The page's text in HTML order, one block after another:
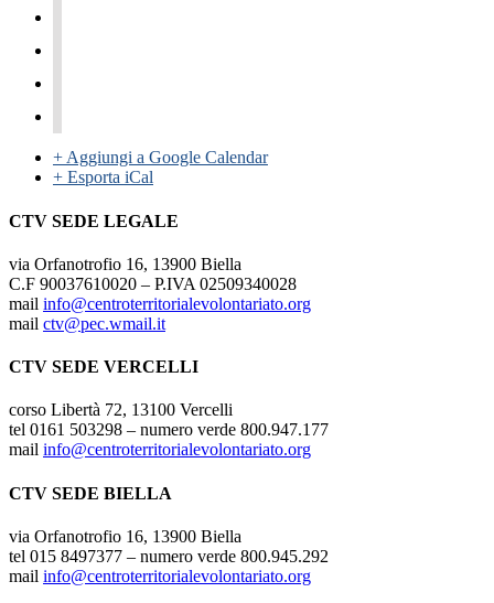
+ Aggiungi a Google Calendar
+ Esporta iCal
CTV SEDE LEGALE
via Orfanotrofio 16, 13900 Biella
C.F 90037610020 – P.IVA 02509340028
mail info@centroterritorialevolontariato.org
mail ctv@pec.wmail.it
CTV SEDE VERCELLI
corso Libertà 72, 13100 Vercelli
tel 0161 503298 – numero verde 800.947.177
mail info@centroterritorialevolontariato.org
CTV SEDE BIELLA
via Orfanotrofio 16, 13900 Biella
tel 015 8497377 – numero verde 800.945.292
mail info@centroterritorialevolontariato.org